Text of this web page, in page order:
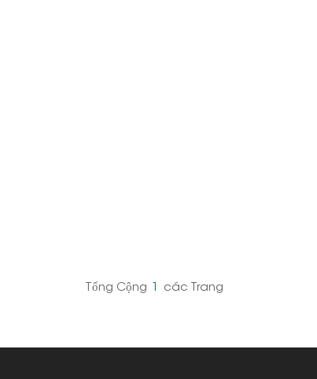
Tổng Cộng 1 Các Trang